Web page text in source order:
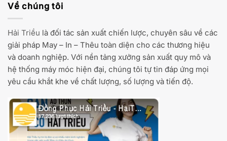
Về chúng tôi
Hải Triều là đối tác sản xuất chiến lược, chuyên sâu về các
giải pháp May – In – Thêu toàn diện cho các thương hiệu
và doanh nghiệp. Với nền tảng xưởng sản xuất quy mô và
hệ thống máy móc hiện đại, chúng tôi tự tin đáp ứng mọi
yêu cầu khắt khe về chất lượng, số lượng và tiến độ.